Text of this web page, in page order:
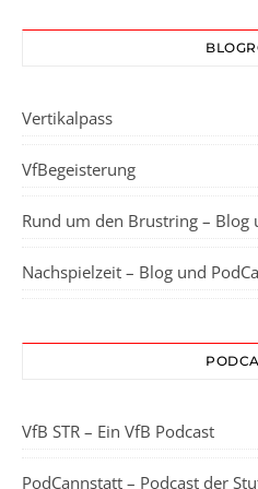
Vertikalpass
VfBegeisterung
Rund um den Brustring – Blog
Nachspielzeit – Blog und
VfB STR – Ein VfB Podcast
PodCannstatt – Podcast der